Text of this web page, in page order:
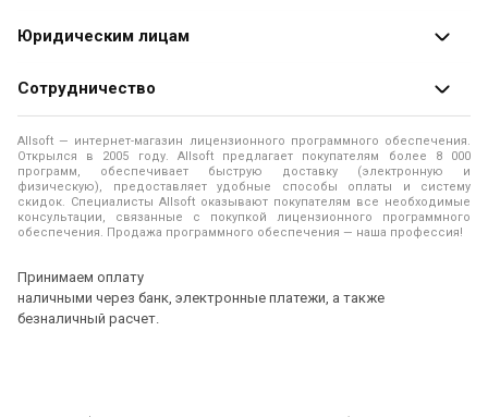
Принимаем оплату
наличными через банк, электронные платежи, а также
безналичный расчет.
Доставка заказа
Помощь
Правила продажи
Политика использования файлов Cookie
Специальные
Юридическим лицам
Продажа программ юридическим лицам
О лицензировании программного обеспечения
Программы для компьютера
Контакты
Сотрудничество
О магазине
Адреса и телефоны
Новости
Allsoft — интернет-магазин лицензионного программного обеспечения.
Открылся в 2005 году. Allsoft предлагает покупателям более 8 000
программ, обеспечивает быструю доставку (электронную и
физическую), предоставляет удобные способы оплаты и систему
скидок. Специалисты Allsoft оказывают покупателям все необходимые
консультации, связанные с покупкой лицензионного программного
обеспечения. Продажа программного обеспечения — наша профессия!